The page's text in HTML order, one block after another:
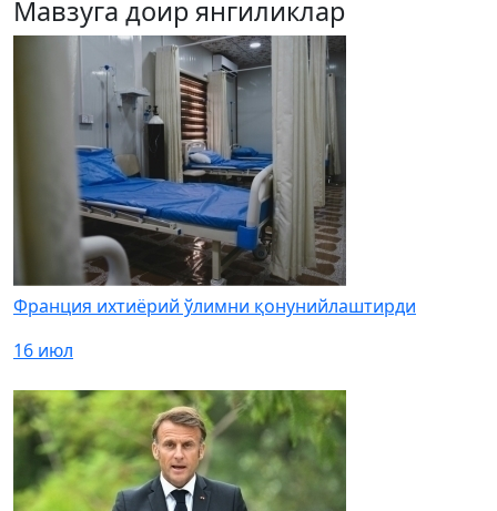
Мавзуга доир янгиликлар
Франция ихтиёрий ўлимни қонунийлаштирди
16 июл